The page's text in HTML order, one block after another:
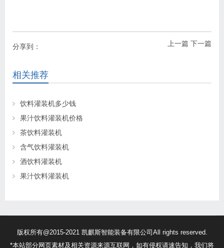
上一篇 下一篇
分享到：
相关推荐
饮料灌装机多少钱
果汁饮料灌装机价格
茶饮料灌装机
含气饮料灌装机
酒饮料灌装机
果汁饮料灌装机
版权所有@2015-2021 凯麒斯智能装备有限公司All rights reserved.
*本站部分网页素材及相关资源来源互联网，如有侵权请速告知，我们将